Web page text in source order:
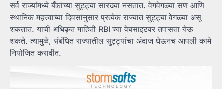
सर्व राज्यांमध्ये बँकांच्या सुट्ट्या सारख्या नसतात. वेगवेगळ्या सण आणि
स्थानिक महत्त्वाच्या दिवसांनुसार प्रत्येक राज्यात सुट्ट्या वेगळ्या असू
शकतात. याची अधिकृत माहिती RBI च्या वेबसाइटवर तपासता येऊ
शकते. त्यामुळे, संबंधित राज्यातील सुट्ट्यांचा अंदाज घेऊनच आपली कामे
नियोजित करावीत.